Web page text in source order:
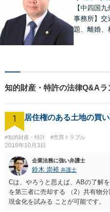
【中四国
事務所】交
題、離婚、
い！
知的財産・特許の法律Q&Aラ
1 居住権のある土地の買
#知的財産・特許 #売買トラブル
2018年10月3日
企業法務に強い弁護士
鈴木 崇裕 弁護士
Cは、やろうと思えば、ABの了解
を第三者に売却する （2）共有物
現金化を試みる ことが可能です。